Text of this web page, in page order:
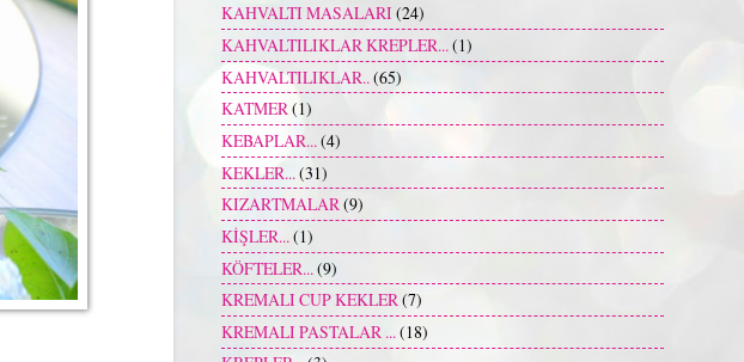
KAHVALTI MASALARI(24)
KAHVALTILIKLAR KREPLER...(1)
KAHVALTILIKLAR.. (65)
KATMER(1)
KEBAPLAR...(4)
KEKLER... (31)
KIZARTMALAR(9)
KİŞLER...(1)
KÖFTELER... (9)
KREMALI CUP KEKLER(7)
KREMALI PASTALAR ...(18)